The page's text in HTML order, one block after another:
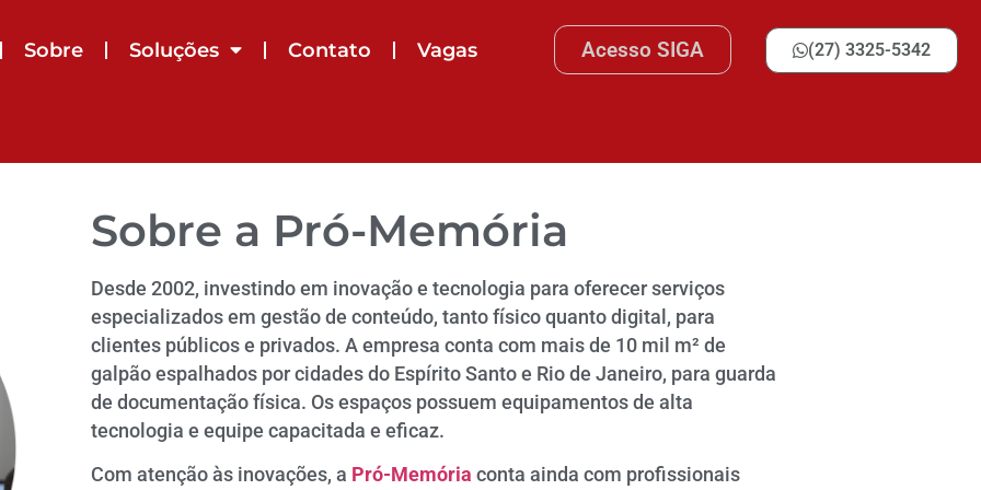
Sobre Soluções Contato Vagas Acesso SIGA (27) 3325-5342
Sobre a Pró-Memória
Desde 2002, investindo em inovação e tecnologia para oferecer serviços
especializados em gestão de conteúdo, tanto físico quanto digital, para
clientes públicos e privados. A empresa conta com mais de 10 mil m² de
galpão espalhados por cidades do Espírito Santo e Rio de Janeiro, para guarda
de documentação física. Os espaços possuem equipamentos de alta
tecnologia e equipe capacitada e eficaz.
Com atenção às inovações, a Pró-Memória conta ainda com profissionais